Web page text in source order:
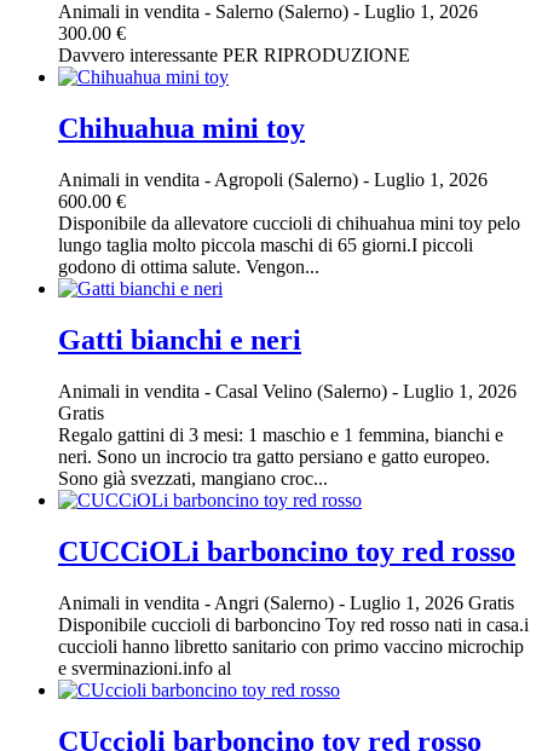
Animali in vendita - Salerno (Salerno) - Luglio 1, 2026
300.00 €
Davvero interessante PER RIPRODUZIONE
Chihuahua mini toy
Animali in vendita - Agropoli (Salerno) - Luglio 1, 2026
600.00 €
Disponibile da allevatore cuccioli di chihuahua mini toy pelo
lungo taglia molto piccola maschi di 65 giorni.I piccoli
godono di ottima salute. Vengon...
Gatti bianchi e neri
Animali in vendita - Casal Velino (Salerno) - Luglio 1, 2026
Gratis
Regalo gattini di 3 mesi: 1 maschio e 1 femmina, bianchi e
neri. Sono un incrocio tra gatto persiano e gatto europeo.
Sono già svezzati, mangiano croc...
CUCCiOLi barboncino toy red rosso
Animali in vendita - Angri (Salerno) - Luglio 1, 2026 Gratis
Disponibile cuccioli di barboncino Toy red rosso nati in casa.i
cuccioli hanno libretto sanitario con primo vaccino microchip
e sverminazioni.info al
CUccioli barboncino toy red rosso